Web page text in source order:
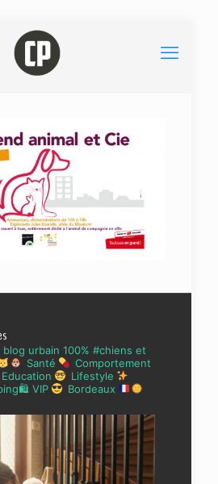
blog urbain 100% #chiens et
Santé
Comportement
Education
Lifestyle
VIP
Bordeaux